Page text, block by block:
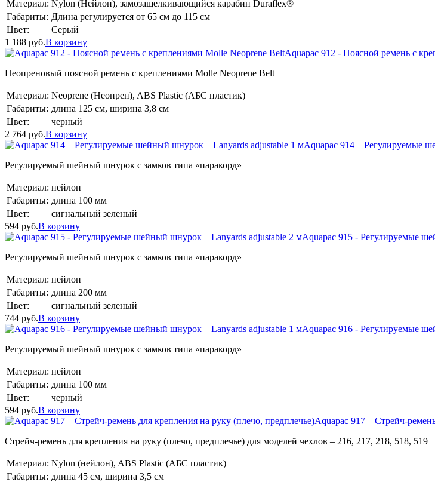
Материал: Nylon (Нейлон), замозащелкивающийся карабин Duraflex®
Габариты: Длина регулируется от 65 см до 115 см
Цвет:
Серый
1 188 руб.В корзину
Aquapac 912 - Поясной ремень с
Неопреновый поясной ремень с креплениями Molle Neoprene Belt
Материал: Neoprene (Неопрен), ABS Plastic (АБС пластик)
Габариты: длина 125 см, ширина 3,8 см
Цвет:
черный
2 764 руб.В корзину
Aquapac 914 – Регулируемые
Регулируемый шейный шнурок с замков типа «паракорд»
Материал: нейлон
Габариты: длина 100 мм
Цвет:
сигнальный зеленый
594 руб.В корзину
Aquapac 915 - Регулируемые
Регулируемый шейный шнурок с замков типа «паракорд»
Материал: нейлон
Габариты: длина 200 мм
Цвет:
сигнальный зеленый
744 руб.В корзину
Aquapac 916 - Регулируемые
Регулируемый шейный шнурок с замков типа «паракорд»
Материал: нейлон
Габариты: длина 100 мм
Цвет:
черный
594 руб.В корзину
Aquapac 917 – Стрейч-
Стрейч-ремень для крепления на руку (плечо, предплечье) для моделей чехлов – 216, 217, 218, 518, 519
Материал: Nylon (нейлон), ABS Plastic (АБС пластик)
Габариты: длина 45 см, ширина 3,5 см